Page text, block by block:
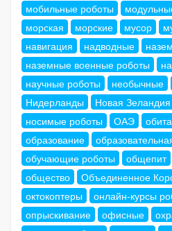
мобильные роботы
морская
морские мусор
навигация
надводные
наземные военные роботы
научные роботы
необычные
Нидерланды
Новая Зеландия
носимые роботы
ОАЭ
образование
обучающие роботы
общепит
общество
Объединенное
октокоптеры
онлайн-курсы
опрыскивание
офисные